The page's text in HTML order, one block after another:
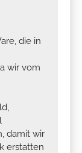
die in
wir vom
damit wir
erstatten